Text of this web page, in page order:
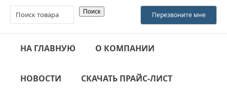
НА ГЛАВНУЮ О КОМПАНИИ
НОВОСТИ СКАЧАТЬ ПРАЙС-ЛИСТ